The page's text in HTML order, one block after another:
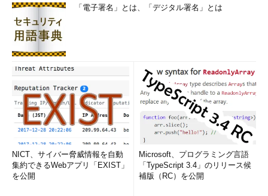
「電子署名」とは、「デジタル署名」とは
NICT、サイバー脅威情報を自動
集約できるWebアプリ「EXIST」
を公開
Microsoft、プログラミング言語
「TypeScript 3.4」のリリース候
補版（RC）を公開